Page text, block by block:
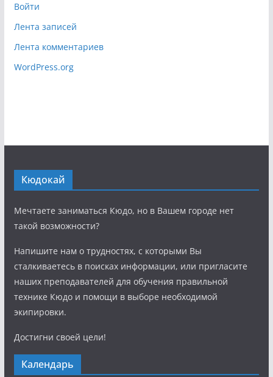
Войти
Лента записей
Лента комментариев
WordPress.org
Кюдокай
Мечтаете заниматься Кюдо, но в Вашем городе нет
такой возможности?
Напишите нам о трудностях, с которыми Вы
сталкиваетесь в поисках информации, или пригласите
наших преподавателей для обучения правильной
технике Кюдо и помощи в выборе необходимой
экипировки.
Достигни своей цели!
Календарь